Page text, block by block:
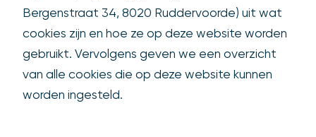
Bergenstraat 34, 8020 Ruddervoorde) uit wat
cookies zijn en hoe ze op deze website worden
gebruikt. Vervolgens geven we een overzicht
van alle cookies die op deze website kunnen
worden ingesteld.